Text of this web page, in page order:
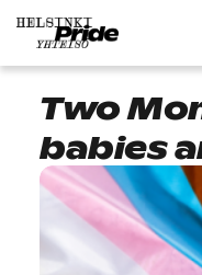
Two
babies